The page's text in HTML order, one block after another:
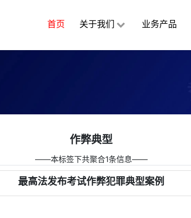
首页 关于我们 业务产品
作弊典型
――本标签下共聚合1条信息――
最高法发布考试作弊犯罪典型案例